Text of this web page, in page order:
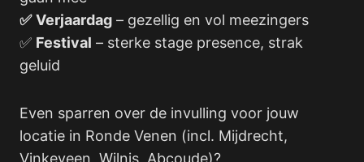
✅ Verjaardag – gezellig en vol meezingers
✅ Festival – sterke stage presence, strak
geluid
Even sparren over de invulling voor jouw
locatie in Ronde Venen (incl. Mijdrecht,
Vinkeveen, Wilnis, Abcoude)?